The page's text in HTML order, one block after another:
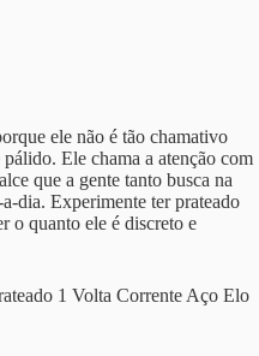
ele não é tão chamativo
Ele chama a atenção com
que a gente tanto busca na
dia. Experimente ter prateado
o quanto ele é discreto e
1 Volta Corrente Aço Elo